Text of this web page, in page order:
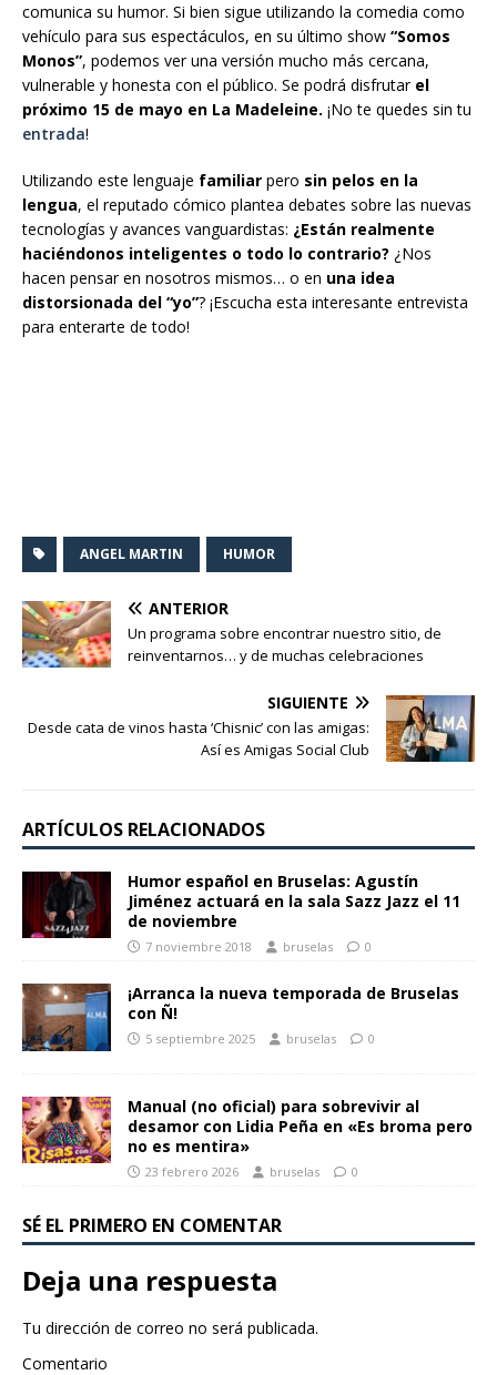
comunica su humor. Si bien sigue utilizando la comedia como
vehículo para sus espectáculos, en su último show “Somos
Monos”, podemos ver una versión mucho más cercana,
vulnerable y honesta con el público. Se podrá disfrutar el
próximo 15 de mayo en La Madeleine. ¡No te quedes sin tu
entrada!
Utilizando este lenguaje familiar pero sin pelos en la
lengua, el reputado cómico plantea debates sobre las nuevas
tecnologías y avances vanguardistas: ¿Están realmente
haciéndonos inteligentes o todo lo contrario? ¿Nos
hacen pensar en nosotros mismos… o en una idea
distorsionada del “yo”? ¡Escucha esta interesante entrevista
para enterarte de todo!
ANGEL MARTIN HUMOR
ANTERIOR
Un programa sobre encontrar nuestro sitio, de
reinventarnos… y de muchas celebraciones
SIGUIENTE
Desde cata de vinos hasta ‘Chisnic’ con las amigas:
Así es Amigas Social Club
ARTÍCULOS RELACIONADOS
Humor español en Bruselas: Agustín
Jiménez actuará en la sala Sazz Jazz el 11
de noviembre
7 noviembre 2018 bruselas 0
¡Arranca la nueva temporada de Bruselas
con Ñ!
5 septiembre 2025 bruselas 0
Manual (no oficial) para sobrevivir al
desamor con Lidia Peña en «Es broma pero
no es mentira»
23 febrero 2026 bruselas 0
SÉ EL PRIMERO EN COMENTAR
Deja una respuesta
Tu dirección de correo no será publicada.
Comentario